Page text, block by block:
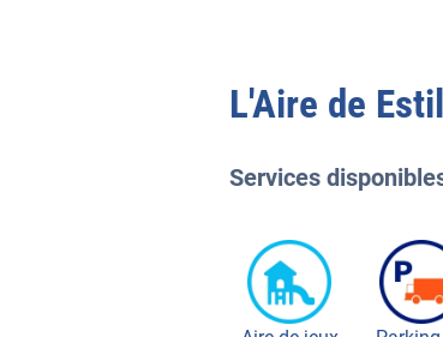
L'Aire de
Services